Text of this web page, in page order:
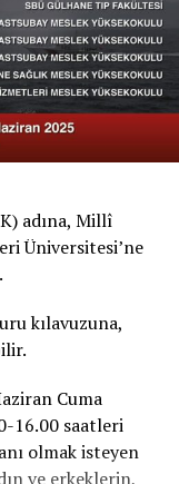
adına, Millî
Üniversitesi’ne
kılavuzuna,
Cuma
16.00 saatleri
olmak isteyen
ve erkeklerin,